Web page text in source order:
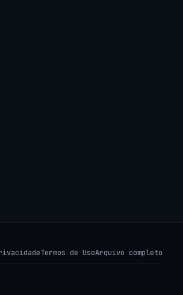
Termos de UsoArquivo completo